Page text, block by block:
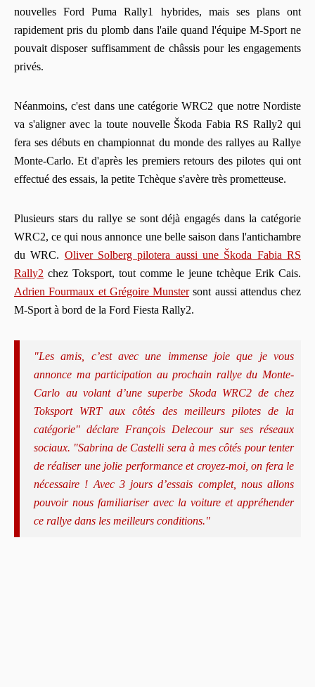
nouvelles Ford Puma Rally1 hybrides, mais ses plans ont
rapidement pris du plomb dans l'aile quand l'équipe M-Sport ne
pouvait disposer suffisamment de châssis pour les engagements
privés.
Néanmoins, c'est dans une catégorie WRC2 que notre Nordiste
va s'aligner avec la toute nouvelle Škoda Fabia RS Rally2 qui
fera ses débuts en championnat du monde des rallyes au Rallye
Monte-Carlo. Et d'après les premiers retours des pilotes qui ont
effectué des essais, la petite Tchèque s'avère très prometteuse.
Plusieurs stars du rallye se sont déjà engagés dans la catégorie
WRC2, ce qui nous annonce une belle saison dans l'antichambre
du WRC. Oliver Solberg pilotera aussi une Škoda Fabia RS
Rally2 chez Toksport, tout comme le jeune tchèque Erik Cais.
Adrien Fourmaux et Grégoire Munstersont aussi attendus chez
M-Sport à bord de la Ford Fiesta Rally2.
"Les amis, c’est avec une immense joie que je vous
annonce ma participation au prochain rallye du Monte-
Carlo au volant d’une superbe Skoda WRC2 de chez
Toksport WRT aux côtés des meilleurs pilotes de la
catégorie" déclare François Delecour sur ses réseaux
sociaux. "Sabrina de Castelli sera à mes côtés pour tenter
de réaliser une jolie performance et croyez-moi, on fera le
nécessaire ! Avec 3 jours d’essais complet, nous allons
pouvoir nous familiariser avec la voiture et appréhender
ce rallye dans les meilleurs conditions."